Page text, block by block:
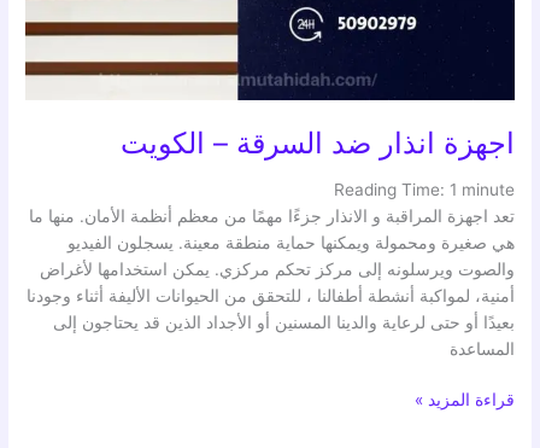
اجهزة انذار ضد السرقة – الكويت
Reading Time: 1 minute
تعد اجهزة المراقبة و الانذار جزءًا مهمًا من معظم أنظمة الأمان. منها ما
هي صغيرة ومحمولة ويمكنها حماية منطقة معينة. يسجلون الفيديو
والصوت ويرسلونه إلى مركز تحكم مركزي. يمكن استخدامها لأغراض
أمنية، لمواكبة أنشطة أطفالنا ، للتحقق من الحيوانات الأليفة أثناء وجودنا
بعيدًا أو حتى لرعاية والدينا المسنين أو الأجداد الذين قد يحتاجون إلى
المساعدة
قراءة المزيد »